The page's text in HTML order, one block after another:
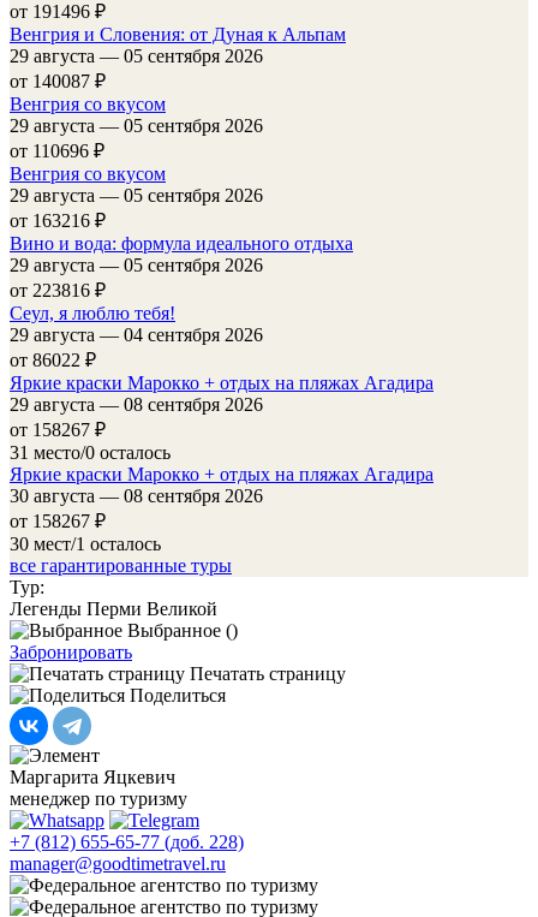
от 191496 ₽
Венгрия и Словения: от Дуная к Альпам
29 августа — 05 сентября 2026
от 140087 ₽
Венгрия со вкусом
29 августа — 05 сентября 2026
от 110696 ₽
Венгрия со вкусом
29 августа — 05 сентября 2026
от 163216 ₽
Вино и вода: формула идеального отдыха
29 августа — 05 сентября 2026
от 223816 ₽
Сеул, я люблю тебя!
29 августа — 04 сентября 2026
от 86022 ₽
Яркие краски Марокко + отдых на пляжах Агадира
29 августа — 08 сентября 2026
от 158267 ₽
31 место/0 осталось
Яркие краски Марокко + отдых на пляжах Агадира
30 августа — 08 сентября 2026
от 158267 ₽
30 мест/1 осталось
все гарантированные туры
Тур:
Легенды Перми Великой
Выбранное ()
Забронировать
Печатать страницу
Поделиться
Маргарита Яцкевич
менеджер по туризму
+7 (812) 655-65-77 (доб. 228)
manager@goodtimetravel.ru